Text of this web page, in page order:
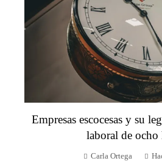
Empresas escocesas y su
laboral de ocho
Carla Ortega